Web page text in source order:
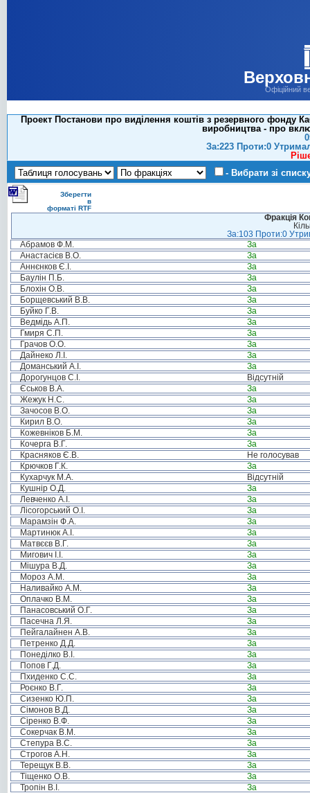
Офіційний
Проект Постанови про виділення коштів з резервного фонду
виробництва - про
За:223 Проти:0
- Вибрати зі
Зберегти
в
форматі RTF
Фракція
За:103 Проти:0
Абрамов Ф.М.
За
Анастасієв В.О.
За
Аннєнков Є.І.
За
Баулін П.Б.
За
Блохін О.В.
За
Борщевський В.В.
За
Буйко Г.В.
За
Ведмідь А.П.
За
Гмиря С.П.
За
Грачов О.О.
За
Дайнеко Л.І.
За
Доманський А.І.
За
Дорогунцов С.І.
Відсутній
Єськов В.А.
За
Жежук Н.С.
За
Зачосов В.О.
За
Кирил В.О.
За
Кожевніков Б.М.
За
Кочерга В.Г.
За
Красняков Є.В.
Не голосував
Крючков Г.К.
За
Кухарчук М.А.
Відсутній
Кушнір О.Д.
За
Левченко А.І.
За
Лісогорський О.І.
За
Марамзін Ф.А.
За
Мартинюк А.І.
За
Матвєєв В.Г.
За
Мигович І.І.
За
Мішура В.Д.
За
Мороз А.М.
За
Наливайко А.М.
За
Оплачко В.М.
За
Панасовський О.Г.
За
Пасечна Л.Я.
За
Пейгалайнен А.В.
За
Петренко Д.Д.
За
Понеділко В.І.
За
Попов Г.Д.
За
Пхиденко С.С.
За
Роєнко В.Г.
За
Сизенко Ю.П.
За
Сімонов В.Д.
За
Сіренко В.Ф.
За
Сокерчак В.М.
За
Степура В.С.
За
Строгов А.Н.
За
Терещук В.В.
За
Тіщенко О.В.
За
Тропін В.І.
За